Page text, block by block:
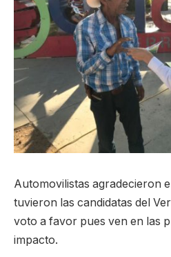
Automovilistas agradecieron
tuvieron las candidatas del
voto a favor pues ven en las
impacto.